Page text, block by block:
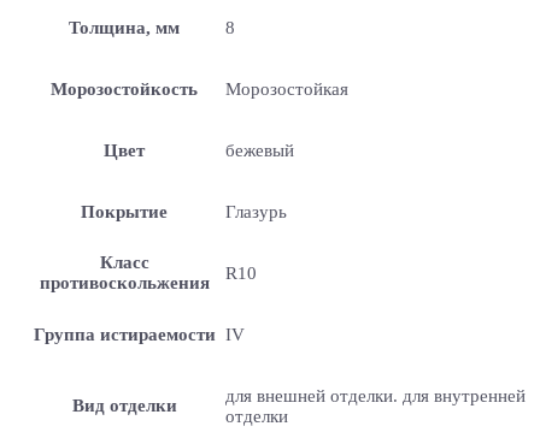
Толщина, мм 8
Морозостойкость Морозостойкая
Цвет бежевый
Покрытие Глазурь
Класс
противоскольжения
R10
Группа истираемости IV
Вид отделки
для внешней отделки. для внутренней
отделки